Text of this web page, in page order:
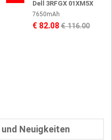
Dell 3RFGX 01XM5X
7650mAh
€ 82.08€ 116.00
Neuigkeiten